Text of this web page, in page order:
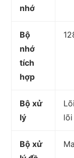
nhớ
Bộ
nhớ
tích
hợp
Bộ xử
lý
Bộ xử